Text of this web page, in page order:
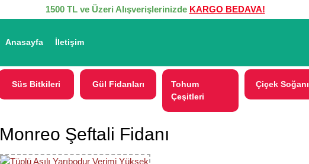
1500 TL ve Üzeri Alışverişlerinizde KARGO BEDAVA!
Anasayfa İletişim
Süs Bitkileri Gül Fidanları
Tohum
Çeşitleri
Çiçek Soğanı
Monreo Şeftali Fidanı